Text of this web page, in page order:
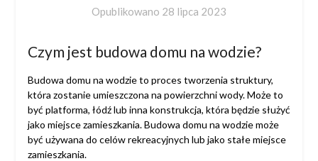
Opublikowano 28 lipca 2023
Czym jest budowa domu na wodzie?
Budowa domu na wodzie to proces tworzenia struktury,
która zostanie umieszczona na powierzchni wody. Może to
być platforma, łódź lub inna konstrukcja, która będzie służyć
jako miejsce zamieszkania. Budowa domu na wodzie może
być używana do celów rekreacyjnych lub jako stałe miejsce
zamieszkania.